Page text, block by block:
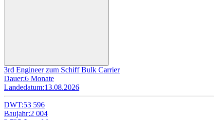
3rd Engineer zum Schiff Bulk Carrier
Dauer:6 Monate
Landedatum:13.08.2026
DWT:53 596
Baujahr:2 004